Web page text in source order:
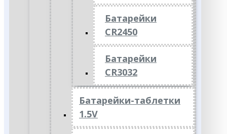
Батарейки
CR2450
Батарейки
CR3032
Батарейки-таблетки
1.5V